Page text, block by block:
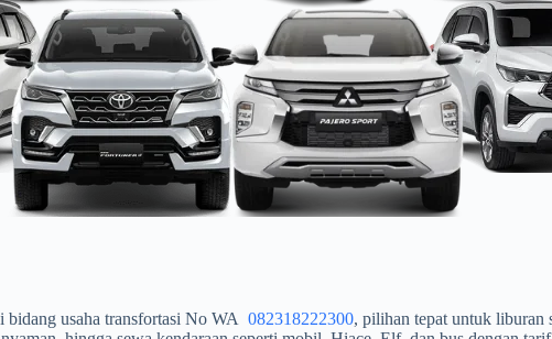
bidang usaha transfortasi No WA 082318222300, pilihan tepat untuk liburan